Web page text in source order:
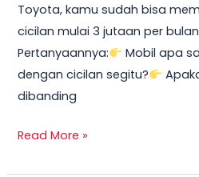
Toyota, kamu sudah bisa
cicilan mulai 3 jutaan per
Pertanyaannya:
Mobil apa
dengan cicilan segitu?
dibanding
toyota
Mulai
3
Jutaan,
DP
&
Read More »